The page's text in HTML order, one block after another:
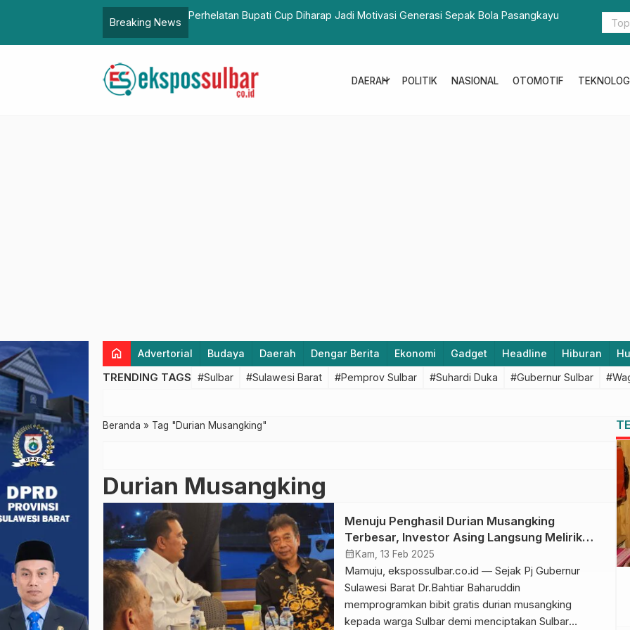
Breaking News
Perhelatan Bupati Cup Diharap Jadi Motivasi Generasi Sepak Bola Pasangkayu Berbaju
DAERAH
expand_more POLITIK NASIONAL OTOMOTIF
home Advertorial Budaya Daerah Dengar Berita Ekonomi Gadget Headline Hiburan
TRENDING TAGS #Sulbar #Sulawesi Barat #Pemprov Sulbar #Suhardi Duka #Gubernur Sulbar
Beranda » Tag "Durian Musangking"
Durian Musangking
Menuju Penghasil Durian Musangking
Terbesar, Investor Asing Langsung Melirik
Sulbar
calendar_month Kam, 13 Feb 2025
Mamuju, ekspossulbar.co.id — Sejak Pj Gubernur
Sulawesi Barat Dr.Bahtiar Baharuddin
memprogramkan bibit gratis durian musangking
kepada warga Sulbar demi menciptakan Sulbar